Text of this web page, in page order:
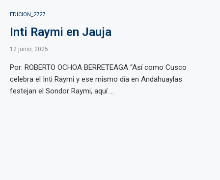
EDICION_2727
Inti Raymi en Jauja
12 junio, 2025
Por: ROBERTO OCHOA BERRETEAGA “Así como Cusco
celebra el Inti Raymi y ese mismo día en Andahuaylas
festejan el Sondor Raymi, aquí ...